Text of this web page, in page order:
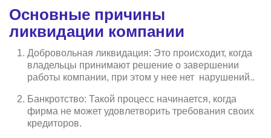
Основные причины
ликвидации компании
Добровольная ликвидация: Это происходит, когда
владельцы принимают решение о завершении
работы компании, при этом у нее нет нарушений..
Банкротство: Такой процесс начинается, когда
фирма не может удовлетворить требования своих
кредиторов.